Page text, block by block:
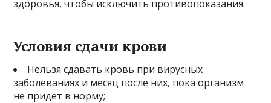
здоровья, чтобы исключить противопоказания.
Условия сдачи крови
Нельзя сдавать кровь при вирусных
заболеваниях и месяц после них, пока организм
не придет в норму;